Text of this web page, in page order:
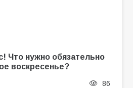
Что нужно обязательно
воскресенье?
86